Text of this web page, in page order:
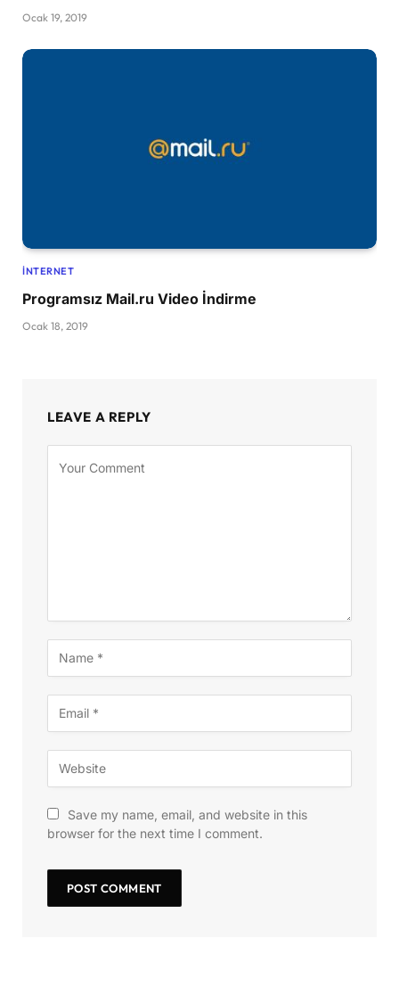
Ocak 19, 2019
İNTERNET
Programsız Mail.ru Video İndirme
Ocak 18, 2019
LEAVE A REPLY
Save my name, email, and website in this
browser for the next time I comment.